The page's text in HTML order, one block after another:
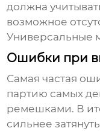
должна
возможное
Универсальные
Ошибки при
Самая частая
партию самых
ремешками. В
сильнее